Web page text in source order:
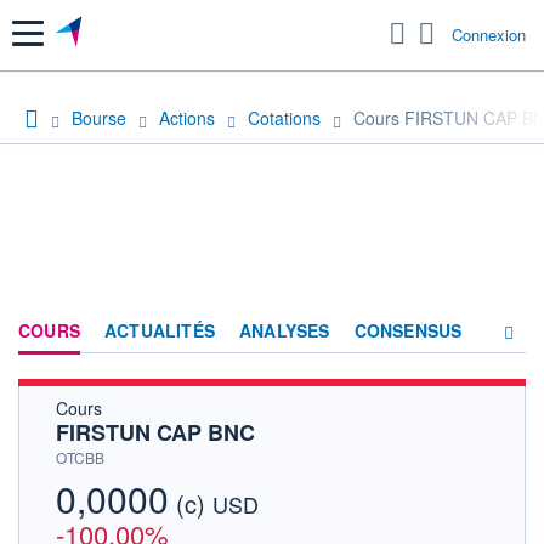
Menu Connexion
Bourse Actions Cotations Cours FIRSTUN CAP
COURS ACTUALITÉS ANALYSES CONSENSUS
Cours
FIRSTUN CAP BNC
OTCBB
0,0000 (c) USD
-100,00%